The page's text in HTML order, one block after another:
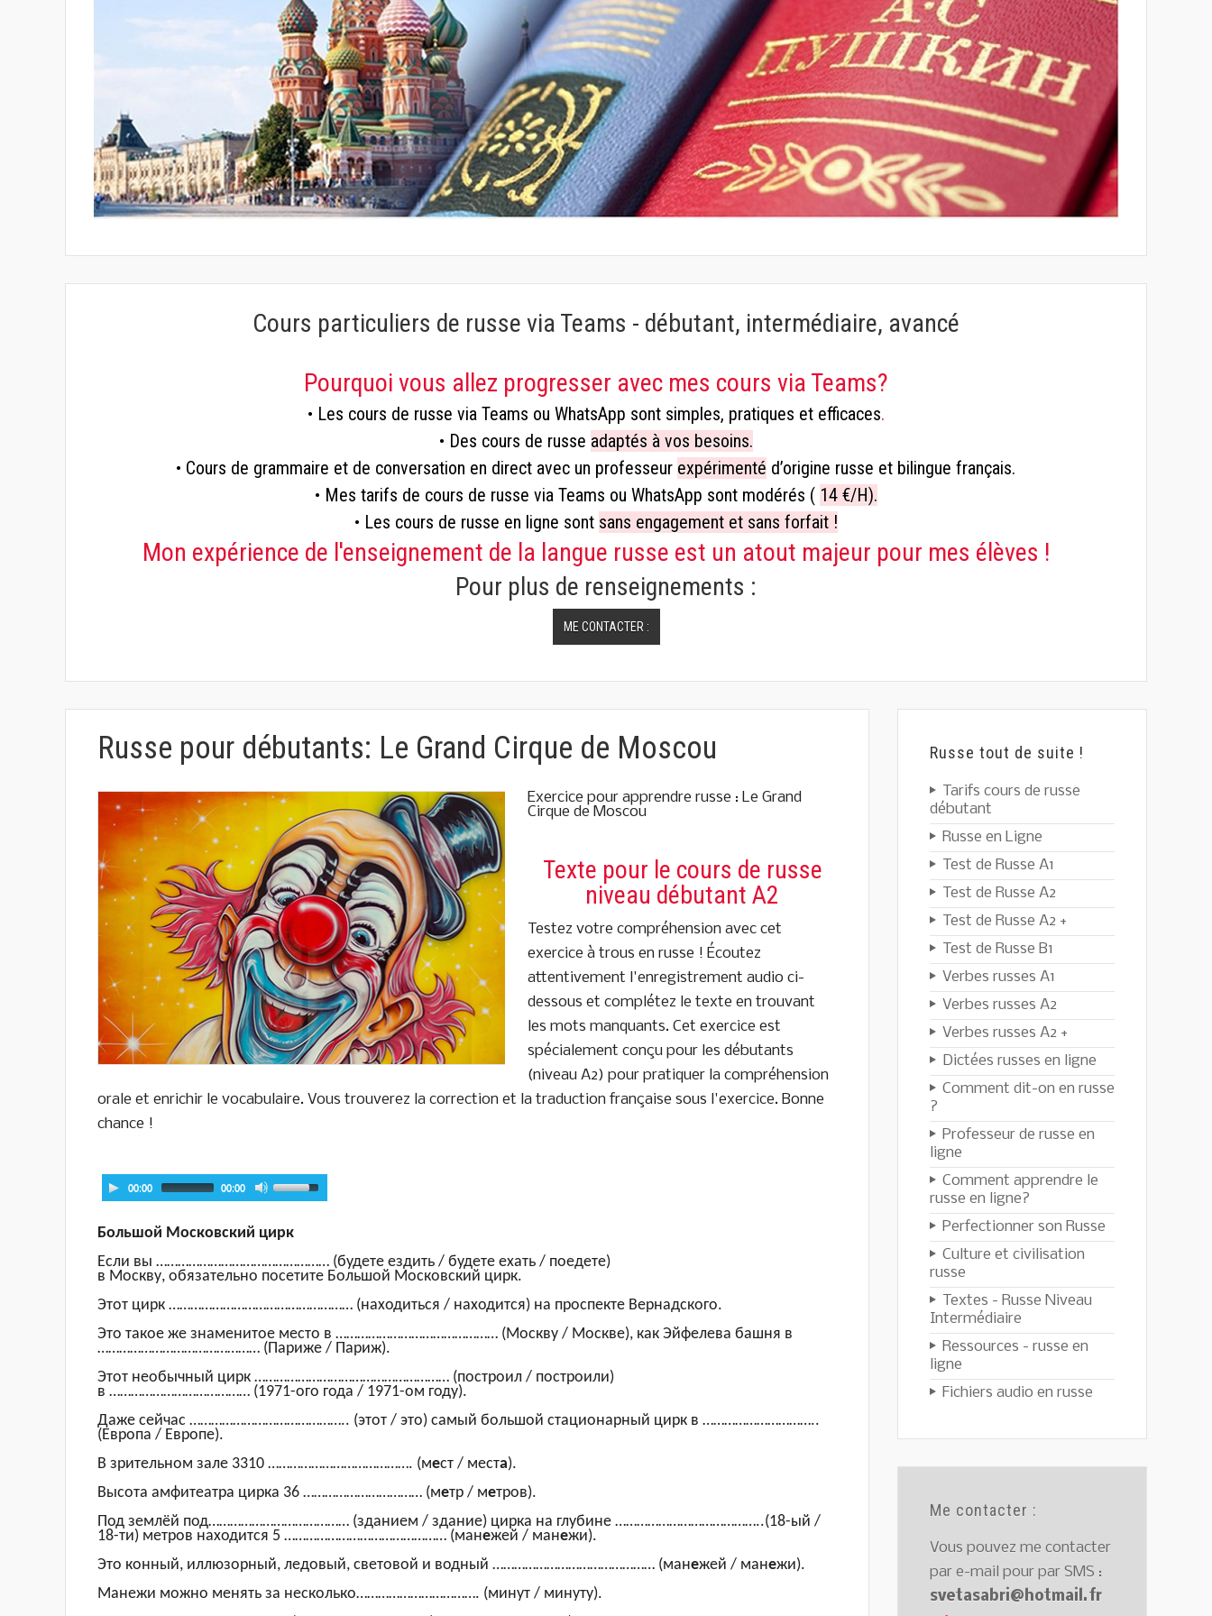
Cours particuliers de russe via Teams - débutant, intermédiaire, avancé
Pourquoi vous allez progresser avec mes cours via Teams?
• Les cours de russe via Teams ou WhatsApp sont simples, pratiques et efficaces.
• Des cours de russe adaptés à vos besoins.
• Cours de grammaire et de conversation en direct avec un professeur expérimenté d’origine russe et bilingue français.
• Mes tarifs de cours de russe via Teams ou WhatsApp sont modérés ( 14 €/H).
• Les cours de russe en ligne sont sans engagement et sans forfait !
Mon expérience de l'enseignement de la langue russe est un atout majeur pour mes élèves !
Pour plus de renseignements :
ME CONTACTER :
Russe pour débutants: Le Grand Cirque de Moscou
Exercice pour apprendre russe : Le Grand
Cirque de Moscou
Texte pour le cours de russe
niveau débutant A2
Testez votre compréhension avec cet
exercice à trous en russe ! Écoutez
attentivement l'enregistrement audio ci-
dessous et complétez le texte en trouvant
les mots manquants. Cet exercice est
spécialement conçu pour les débutants
(niveau A2) pour pratiquer la compréhension
orale et enrichir le vocabulaire. Vous trouverez la correction et la traduction française sous l'exercice. Bonne
chance !
00:00 00:00
Большой Московский цирк
Если вы ………………………………………… (будете ездить / будете ехать / поедете)
в Москву, обязательно посетите Большой Московский цирк.
Этот цирк …………………………………………… (находиться / находится) на проспекте Вернадского.
Это такое же знаменитое место в ……………………………………… (Москву / Москве), как Эйфелева башня в
……………………………………… (Париже / Париж).
Этот необычный цирк ……………………………………………… (построил / построили)
в ………………………………… (1971-ого года / 1971-ом году).
Даже сейчас …………………………………….. (этот / это) самый большой стационарный цирк в …………………………..
(Европа / Европе).
В зрительном зале 3310 …………………………………. (мест / места).
Высота амфитеатра цирка 36 …………………………… (метр / метров).
Под землёй под………………………………… (зданием / здание) цирка на глубине …………………………………..(18-ый /
18-ти) метров находится 5 ……………………………………… (манежей / манежи).
Это конный, иллюзорный, ледовый, световой и водный ……………………………………… (манежей / манежи).
Манежи можно менять за несколько……………………………. (минут / минуту).
Russe tout de suite !
Tarifs cours de russe
débutant
Russe en Ligne
Test de Russe A1
Test de Russe A2
Test de Russe A2 +
Test de Russe B1
Verbes russes A1
Verbes russes A2
Verbes russes A2 +
Dictées russes en ligne
Comment dit-on en russe
?
Professeur de russe en
ligne
Comment apprendre le
russe en ligne?
Perfectionner son Russe
Culture et civilisation
russe
Textes - Russe Niveau
Intermédiaire
Ressources - russe en
ligne
Fichiers audio en russe
Me contacter :
Vous pouvez me contacter
par e-mail pour par SMS :
svetasabri@hotmail.fr